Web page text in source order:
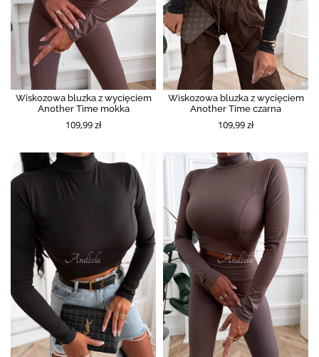
Wiskozowa bluzka z wycięciem
Another Time mokka
109,99 zł
Wiskozowa bluzka z wycięciem
Another Time czarna
109,99 zł